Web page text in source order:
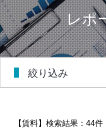
レポ
絞り込み
【賃料】 検索結果：44件